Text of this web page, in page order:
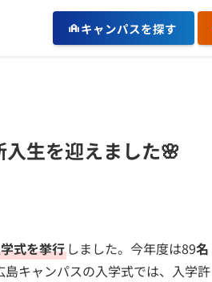
キャンパスを探す
入生を迎えました🌸
式を挙行 しました。今年度は89名
キャンパスの入学式では、入学許